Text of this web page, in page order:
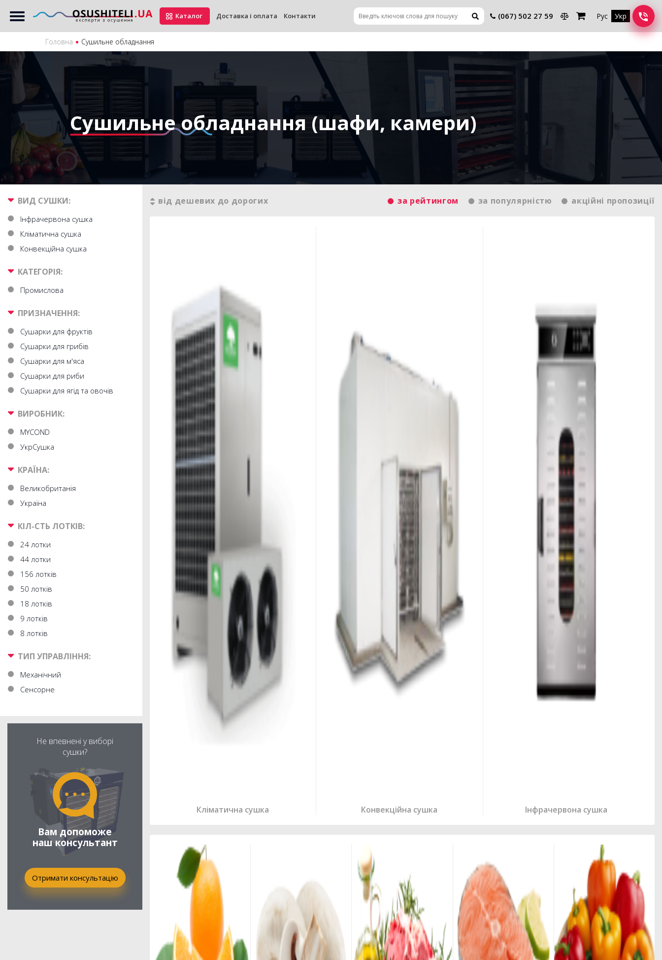
Каталог Доставка і оплата Контакти (067) 502 27 59 Рус Укр
Головна Сушильне обладнання
Сушильне обладнання (шафи, камери)
ВИД СУШКИ:
Інфрачервона сушка
Кліматична сушка
Конвекційна сушка
КАТЕГОРІЯ:
Промислова
ПРИЗНАЧЕННЯ:
Сушарки для фруктів
Сушарки для грибів
Сушарки для м'яса
Сушарки для риби
Сушарки для ягід та овочів
ВИРОБНИК:
MYCOND
УкрСушка
КРАЇНА:
Великобританія
Україна
КІЛ-СТЬ ЛОТКІВ:
24 лотки
44 лотки
156 лотків
50 лотків
18 лотків
9 лотків
8 лотків
ТИП УПРАВЛІННЯ:
Механічний
Cенсорне
Не впевнені у виборі
сушки?
Вам допоможе
наш консультант
Отримати консультацію
від дешевих до дорогих за рейтингом за популярністю акційні пропозиції
Кліматична сушка Конвекційна сушка Інфрачервона сушка